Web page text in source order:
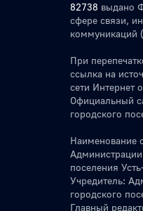
82738 выдано
сфере связи,
коммуникаций
При
ссылка на
сети Интернет
Официальный
городского
Наименование
Администрации
поселения
Учредитель:
городского
Главный